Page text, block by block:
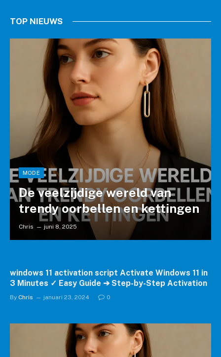
TOP NIEUWS
MODE
De veelzijdige wereld van
trendy oorbellen en kettingen
Chris juni 8, 2025
windows 11 activation script Activate Windows 11 in
3 Minutes ✓ Easy Guide ➔ Step-by-Step Activation
By Chris januari 23, 2024 0